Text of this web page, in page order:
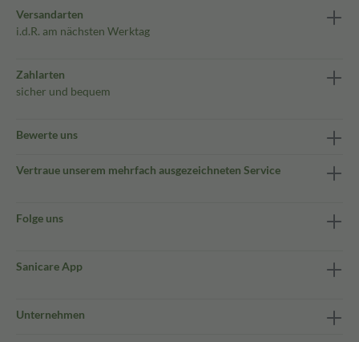
Versandarten
i.d.R. am nächsten Werktag
Zahlarten
sicher und bequem
Bewerte uns
Vertraue unserem mehrfach ausgezeichneten Service
Folge uns
Sanicare App
Unternehmen